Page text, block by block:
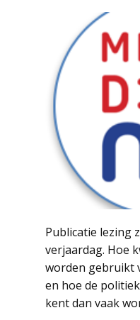
Publicatie lezing
verjaardag. Hoe
worden gebruikt
en hoe de
kent dan vaak